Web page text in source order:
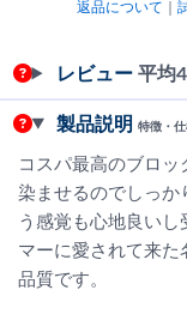
返品について
レビュー 平均
製品説明 特徴・
コスパ最高のブロッ
染ませるのでしっか
う感覚も心地良い
マーに愛されて来た
品質です。